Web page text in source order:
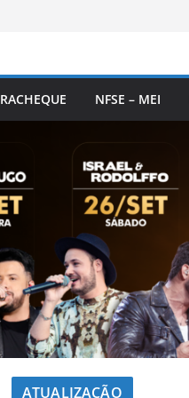
NFSE – MEI
ATUALIZAÇÃO